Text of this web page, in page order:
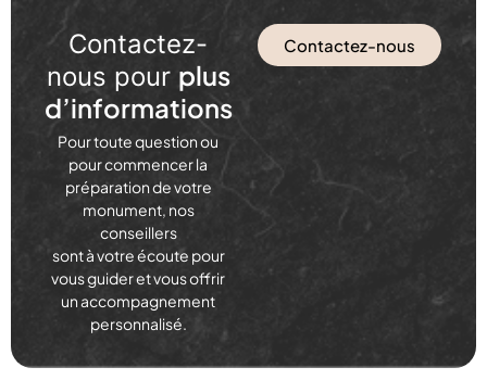
Contactez-
nous pour plus
d’informations
Pour toute question ou
pour commencer la
préparation de votre
monument, nos
conseillers
sont à votre écoute pour
vous guider et vous offrir
un accompagnement
personnalisé.
Contactez-nous